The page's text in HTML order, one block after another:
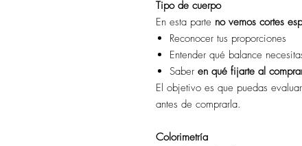
Tipo de cuerpo
En esta parte no vemos cortes
Reconocer tus proporciones
Entender qué balance
Saber en qué fijarte al
El objetivo es que puedas
antes de comprarla.
Colorimetría